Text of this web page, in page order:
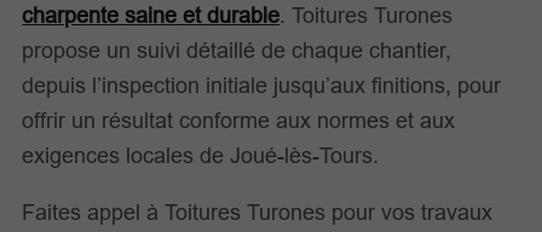
charpente saine et durable. Toitures Turones
propose un suivi détaillé de chaque chantier,
depuis l’inspection initiale jusqu’aux finitions, pour
offrir un résultat conforme aux normes et aux
exigences locales de Joué-lès-Tours.
Faites appel à Toitures Turones pour vos travaux